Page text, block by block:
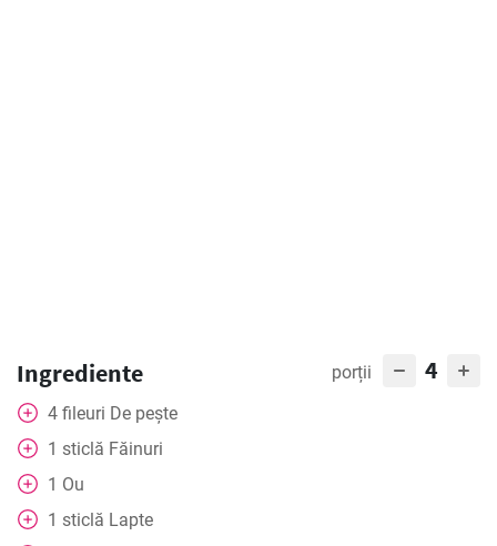
Ingrediente porții 4
4 fileuri De pește
1 sticlă Făinuri
1 Ou
1 sticlă Lapte